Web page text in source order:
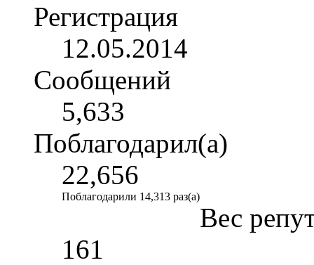
Регистрация
12.05.2014
Сообщений
5,633
Поблагодарил(а)
22,656
Поблагодарили 14,313 раз(а)
Вес
161